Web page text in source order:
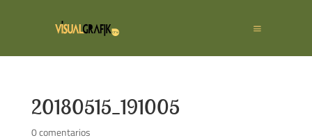
20180515_191005
0 comentarios